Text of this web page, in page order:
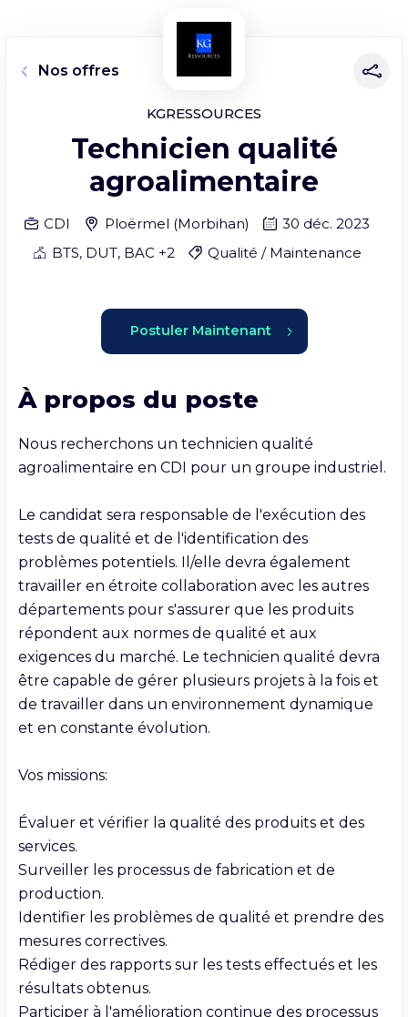
KGRESSOURCES
Nos offres
Technicien qualité
agroalimentaire
CDI Ploërmel (Morbihan)
30 déc. 2023
BTS, DUT, BAC +2
Qualité / Maintenance
Postuler Maintenant
À propos du poste
Nous recherchons un technicien qualité
agroalimentaire en CDI pour un groupe industriel.
Le candidat sera responsable de l'exécution des
tests de qualité et de l'identification des
problèmes potentiels. Il/elle devra également
travailler en étroite collaboration avec les autres
départements pour s'assurer que les produits
répondent aux normes de qualité et aux
exigences du marché. Le technicien qualité devra
être capable de gérer plusieurs projets à la fois et
de travailler dans un environnement dynamique
et en constante évolution.
Vos missions:
Évaluer et vérifier la qualité des produits et des
services.
Surveiller les processus de fabrication et de
production.
Identifier les problèmes de qualité et prendre des
mesures correctives.
Rédiger des rapports sur les tests effectués et les
résultats obtenus.
Participer à l'amélioration continue des processus